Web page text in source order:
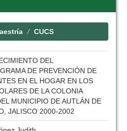
CUCS
DEL
DE PREVENCIÓN DE
EN EL HOGAR EN LOS
DE LA COLONIA
MUNICIPIO DE AUTLÁN DE
JALISCO 2000-2002